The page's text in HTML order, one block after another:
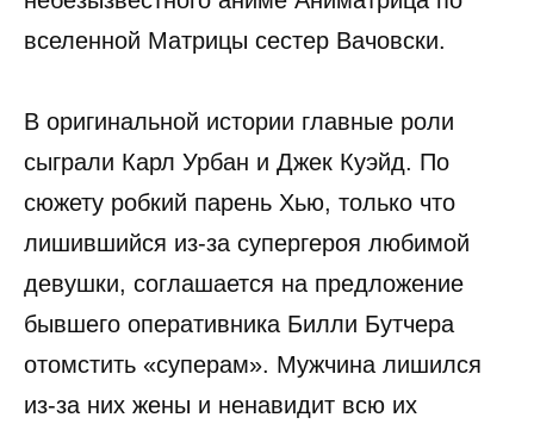
вселенной Матрицы сестер Вачовски.
В оригинальной истории главные роли
сыграли Карл Урбан и Джек Куэйд. По
сюжету робкий парень Хью, только что
лишившийся из-за супергероя любимой
девушки, соглашается на предложение
бывшего оперативника Билли Бутчера
отомстить «суперам». Мужчина лишился
из-за них жены и ненавидит всю их